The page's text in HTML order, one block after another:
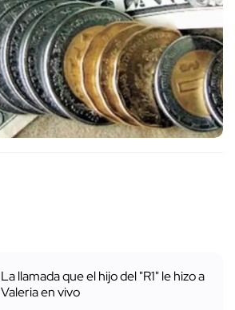
La llamada que el hijo del "R1" le hizo a
Valeria en vivo